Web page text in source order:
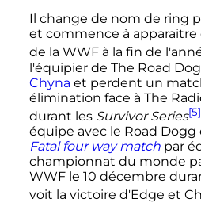
Il change de nom de ring
et commence à apparaitre
de la WWF à la fin de
l'équipier de The Road
Chyna et perdent un
élimination face à The
durant les Survivor Series[5]
équipe avec le Road
Fatal four way matchpar
championnat du monde
WWF le 10 décembre
voit la victoire d'Edge et